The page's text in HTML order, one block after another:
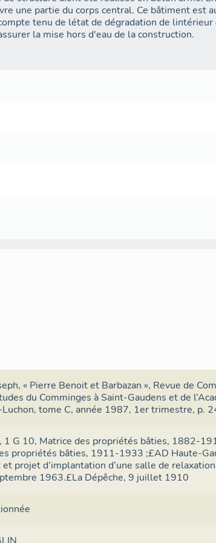
une partie du corps central. Ce bâtiment est
tenu de létat de dégradation de
la mise hors d'eau de la construction.
« Pierre Benoit et Barbazan », Revue de
du Comminges à Saint-Gaudens et de
tome C, année 1987, 1er trimestre, p.
1 G 10, Matrice des propriétés bâties, 1882-
propriétés bâties, 1911-1933 ;£AD Haute-
projet d’implantation d’une salle de
1963.£La Dépêche, 9 juillet 1910